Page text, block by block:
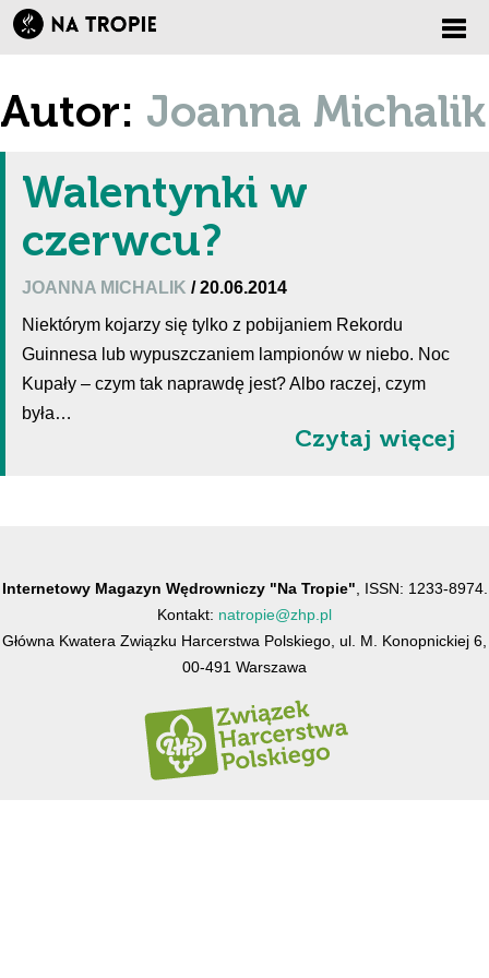
Autor: Joanna Michalik
Walentynki w
czerwcu?
JOANNA MICHALIK / 20.06.2014
Niektórym kojarzy się tylko z pobijaniem Rekordu
Guinnesa lub wypuszczaniem lampionów w niebo. Noc
Kupały – czym tak naprawdę jest? Albo raczej, czym
była…
Czytaj więcej
Internetowy Magazyn Wędrowniczy "Na Tropie" , ISSN: 1233-8974.
Kontakt: natropie@zhp.pl
Główna Kwatera Związku Harcerstwa Polskiego, ul. M. Konopnickiej 6,
00-491 Warszawa